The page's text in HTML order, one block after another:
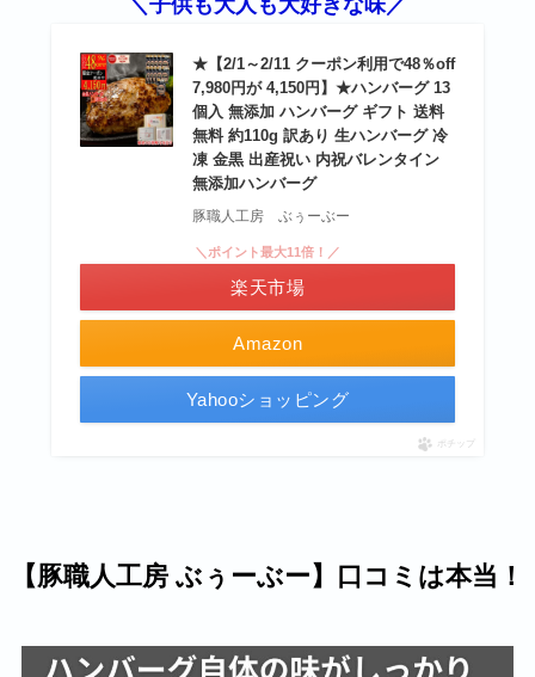
★【2/1～2/11 クーポン利用で48％off
7,980円が 4,150円】★ハンバーグ 13
個入 無添加 ハンバーグ ギフト 送料
無料 約110g 訳あり 生ハンバーグ 冷
凍 金黒 出産祝い 内祝バレンタイン
無添加ハンバーグ
豚職人工房 ぶぅーぶー
Amazon
＼ポイント最大11倍！／
楽天市場
Yahooショッピング
ポチップ
【豚職人工房 ぶぅーぶー】口コミは本当！